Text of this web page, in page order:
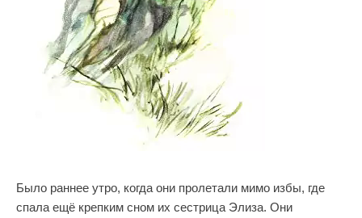
Было раннее утро, когда они пролетали мимо избы, где
спала ещё крепким сном их сестрица Элиза. Они